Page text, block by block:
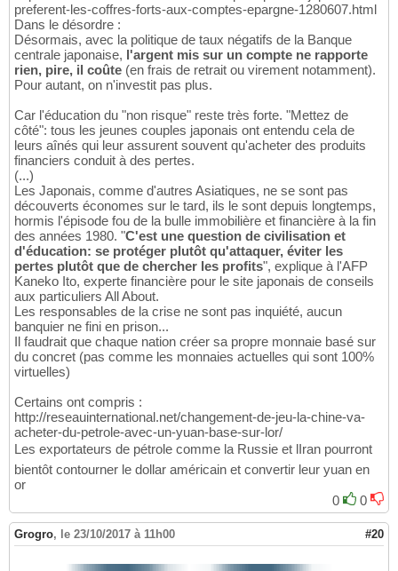
preferent-les-coffres-forts-aux-comptes-epargne-1280607.html
Dans le désordre :
Désormais, avec la politique de taux négatifs de la Banque
centrale japonaise, l'argent mis sur un compte ne rapporte
rien, pire, il coûte (en frais de retrait ou virement notamment).
Pour autant, on n'investit pas plus.
Car l'éducation du "non risque" reste très forte. "Mettez de
côté": tous les jeunes couples japonais ont entendu cela de
leurs aînés qui leur assurent souvent qu'acheter des produits
financiers conduit à des pertes.
(...)
Les Japonais, comme d'autres Asiatiques, ne se sont pas
découverts économes sur le tard, ils le sont depuis longtemps,
hormis l'épisode fou de la bulle immobilière et financière à la fin
des années 1980. "C'est une question de civilisation et
d'éducation: se protéger plutôt qu'attaquer, éviter les
pertes plutôt que de chercher les profits", explique à l'AFP
Kaneko Ito, experte financière pour le site japonais de conseils
aux particuliers All About.
Les responsables de la crise ne sont pas inquiété, aucun
banquier ne fini en prison...
Il faudrait que chaque nation créer sa propre monnaie basé sur
du concret (pas comme les monnaies actuelles qui sont 100%
virtuelles)
Certains ont compris :
http://reseauinternational.net/changement-de-jeu-la-chine-va-
acheter-du-petrole-avec-un-yuan-base-sur-lor/
Les exportateurs de pétrole comme la Russie et lIran pourront
bientôt contourner le dollar américain et convertir leur yuan en
or
0
0
Grogro, le 23/10/2017 à 11h00 #20